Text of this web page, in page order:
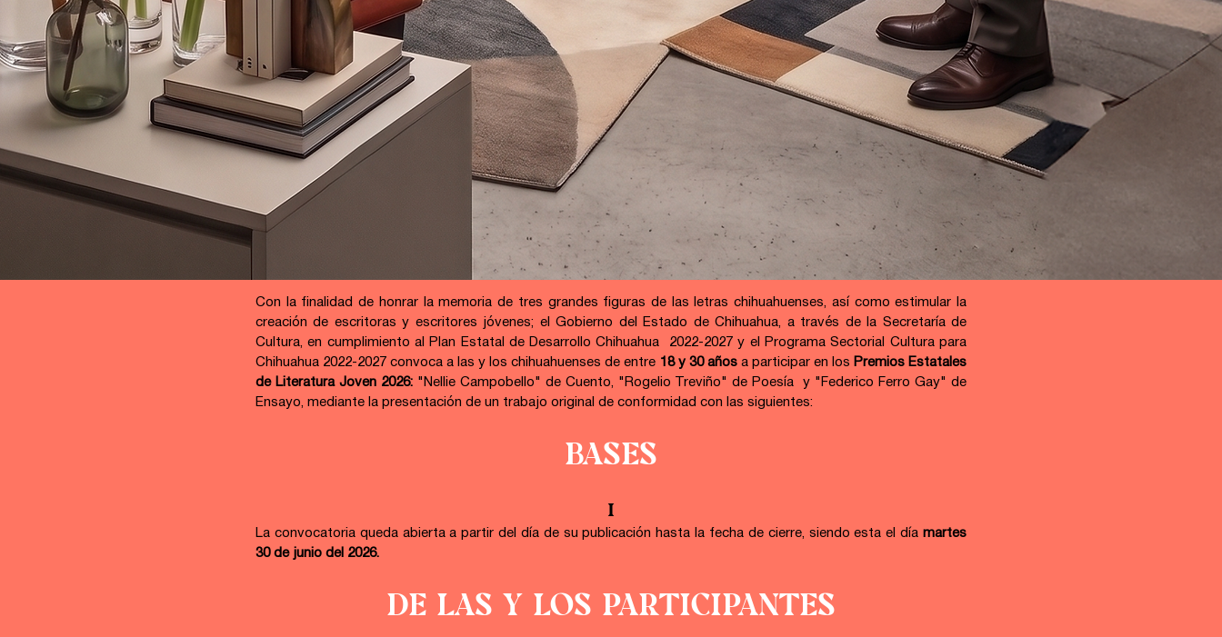
Con la finalidad de honrar la memoria de tres grandes figuras de las letras chihuahuenses, así como estimular la
creación de escritoras y escritores jóvenes; el Gobierno del Estado de Chihuahua, a través de la Secretaría de
Cultura, en cumplimiento al Plan Estatal de Desarrollo Chihuahua  2022-2027 y el Programa Sectorial Cultura para
Chihuahua 2022-2027 convoca a las y los chihuahuenses de entre 18 y 30 años a participar en los Premios Estatales
de Literatura Joven 2026: "Nellie Campobello" de Cuento, "Rogelio Treviño" de Poesía  y "Federico Ferro Gay" de
Ensayo, mediante la presentación de un trabajo original de conformidad con las siguientes:
BASES
I
La convocatoria queda abierta a partir del día de su publicación hasta la fecha de cierre, siendo esta el día martes
30 de junio del 2026.
DE LAS Y LOS PARTICIPANTES